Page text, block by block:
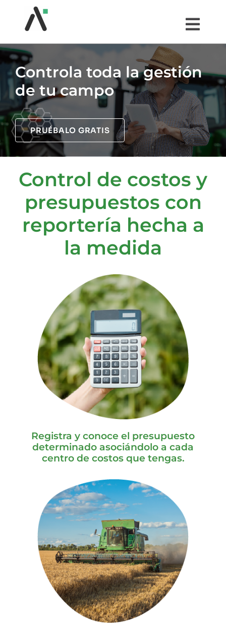
contenido
¿QUÉ ES AGRI?
MÓDULOS
TESTIMONIOS
PRECIOS
COMUNIDAD AGRI
PRUÉBALO GRATIS
Controla toda la gestión
de tu campo
PRUÉBALO GRATIS
Control de costos y
presupuestos con
reportería hecha a
la medida
Registra y conoce el presupuesto
determinado asociándolo a cada
centro de costos que tengas.